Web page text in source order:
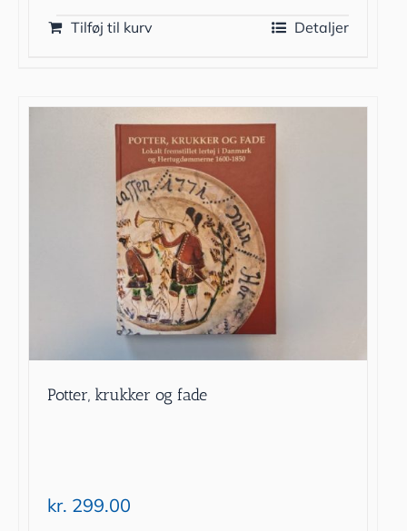
Tilføj til kurv Detaljer
Potter, krukker og fade
kr. 299.00